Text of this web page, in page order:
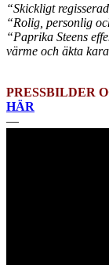
“Skickligt
“Rolig, personlig
“Paprika Steens
värme och äkta
PRESSBILDER
HÄR
—